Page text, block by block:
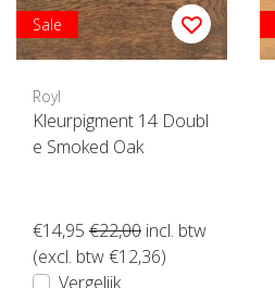
Sale
Royl
Kleurpigment 14 Doubl
e Smoked Oak
€14,95 €22,00 incl. btw
(excl. btw €12,36)
Vergelijk